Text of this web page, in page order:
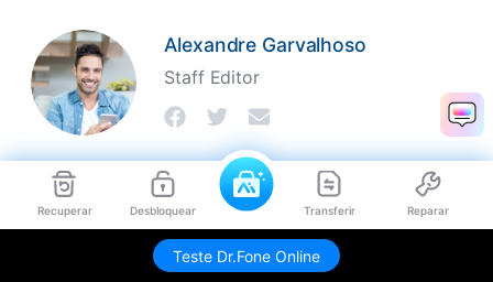
Recuperar Desbloquear Transferir Reparar
Teste Dr.Fone Online
Alexandre Garvalhoso
Staff Editor
Desbloquear Dispositivos> Ignorar o FRP do Google
sem OTG para Desbloquear seu telefone